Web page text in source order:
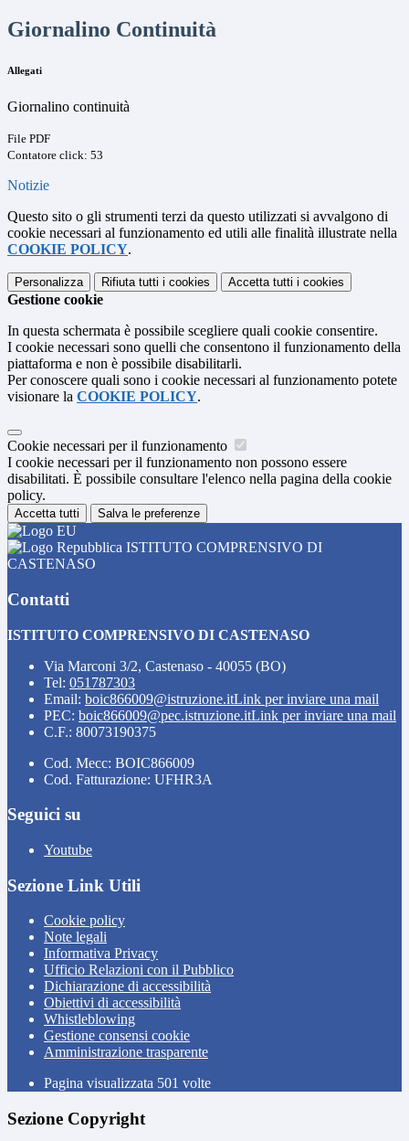
Giornalino Continuità
Allegati
Giornalino continuità
File PDF
Contatore click: 53
Notizie
Questo sito o gli strumenti terzi da questo utilizzati si avvalgono di
cookie necessari al funzionamento ed utili alle finalità illustrate nella
COOKIE POLICY.
Personalizza Rifiuta tutti i cookies Accetta tutti i cookies
Gestione cookie
In questa schermata è possibile scegliere quali cookie consentire.
I cookie necessari sono quelli che consentono il funzionamento della
piattaforma e non è possibile disabilitarli.
Per conoscere quali sono i cookie necessari al funzionamento potete
visionare la COOKIE POLICY.
Cookie necessari per il funzionamento
I cookie necessari per il funzionamento non possono essere
disabilitati. È possibile consultare l'elenco nella pagina della cookie
policy.
Accetta tutti Salva le preferenze
ISTITUTO COMPRENSIVO DI
CASTENASO
Contatti
ISTITUTO COMPRENSIVO DI CASTENASO
Via Marconi 3/2, Castenaso - 40055 (BO)
Tel: 051787303
Email: boic866009@istruzione.itLink per inviare una mail
PEC: boic866009@pec.istruzione.itLink per inviare una mail
C.F.: 80073190375
Cod. Mecc: BOIC866009
Cod. Fatturazione: UFHR3A
Seguici su
Youtube
Sezione Link Utili
Cookie policy
Note legali
Informativa Privacy
Ufficio Relazioni con il Pubblico
Dichiarazione di accessibilità
Obiettivi di accessibilità
Whistleblowing
Gestione consensi cookie
Amministrazione trasparente
Pagina visualizzata 501 volte
Sezione Copyright